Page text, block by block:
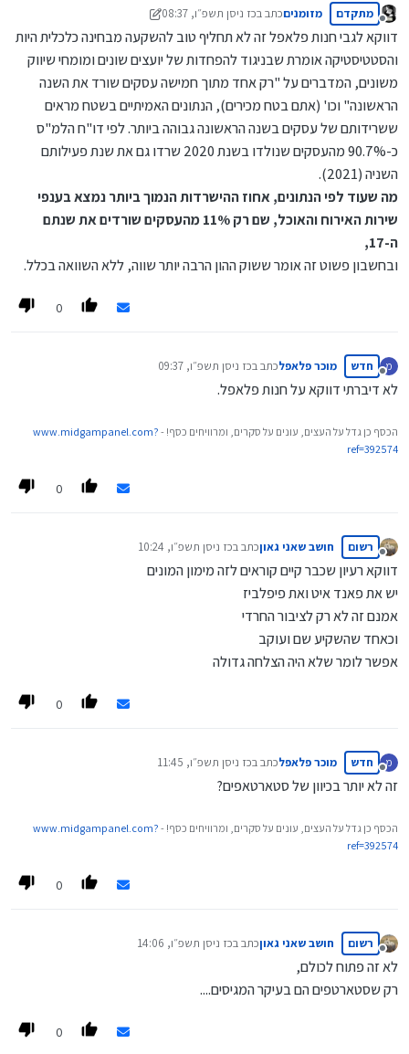
מנותק
מתקדם מזומניםכתב בכז ניסן תשפ״ו, 08:37
נערך לאחרונה על ידי מזומנים
דווקא לגבי חנות פלאפל זה לא תחליף טוב להשקעה מבחינה כלכלית היות
והסטטיסטיקה אומרת שבניגוד להפחדות של יועצים שונים ומומחי שיווק
משונים, המדברים על "רק אחד מתוך חמישה עסקים שורד את השנה
הראשונה" וכו' (אתם בטח מכירים), הנתונים האמיתיים בשטח מראים
ששרידותם של עסקים בשנה הראשונה גבוהה ביותר. לפי דו"ח הלמ"ס
כ-90.7% מהעסקים שנולדו בשנת 2020 שרדו גם את שנת פעילותם
השניה (2021).
מה שעוד לפי הנתונים, אחוז ההישרדות הנמוך ביותר נמצא בענפי
שירות האירוח והאוכל, שם רק 11% מהעסקים שורדים את שנתם
ה-17,
ובחשבון פשוט זה אומר ששוק ההון הרבה יותר שווה, ללא השוואה בכלל.
0
מ
מנותק
חדש מוכר פלאפלכתב בכז ניסן תשפ״ו, 09:37
נערך לאחרונה על ידי
לא דיברתי דווקא על חנות פלאפל.
הכסף כן גדל על העצים, עונים על סקרים, ומרוויחים כסף! - www.midgampanel.com?
ref=392574
0
מנותק
רשום חושב שאני גאוןכתב בכז ניסן תשפ״ו, 10:24
נערך לאחרונה על ידי
דווקא רעיון שכבר קיים קוראים לזה מימון המונים
יש את פאנד איט ואת פיפלביז
אמנם זה לא רק לציבור החרדי
וכאחד שהשקיע שם ועוקב
אפשר לומר שלא היה הצלחה גדולה
0
מ
מנותק
חדש מוכר פלאפלכתב בכז ניסן תשפ״ו, 11:45
נערך לאחרונה על ידי
זה לא יותר בכיוון של סטארטאפים?
הכסף כן גדל על העצים, עונים על סקרים, ומרוויחים כסף! - www.midgampanel.com?
ref=392574
0
מנותק
רשום חושב שאני גאוןכתב בכז ניסן תשפ״ו, 14:06
נערך לאחרונה על ידי
לא זה פתוח לכולם,
רק שסטארטפים הם בעיקר המגיסים....
0